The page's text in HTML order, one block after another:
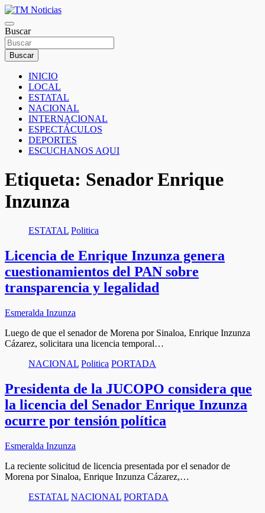
Saltar
al
contenido
TM Noticias
TM Noticias
Buscar
Buscar
INICIO
LOCAL
ESTATAL
NACIONAL
INTERNACIONAL
ESPECTÁCULOS
DEPORTES
ESCUCHANOS AQUI
Etiqueta: Senador Enrique
Inzunza
ESTATAL Politica
Licencia de Enrique Inzunza genera
cuestionamientos del PAN sobre
transparencia y legalidad
Esmeralda Inzunza
Luego de que el senador de Morena por Sinaloa, Enrique Inzunza
Cázarez, solicitara una licencia temporal…
NACIONAL Politica PORTADA
Presidenta de la JUCOPO considera que
la licencia del Senador Enrique Inzunza
ocurre por tensión política
Esmeralda Inzunza
La reciente solicitud de licencia presentada por el senador de
Morena por Sinaloa, Enrique Inzunza Cázarez,…
ESTATAL NACIONAL PORTADA